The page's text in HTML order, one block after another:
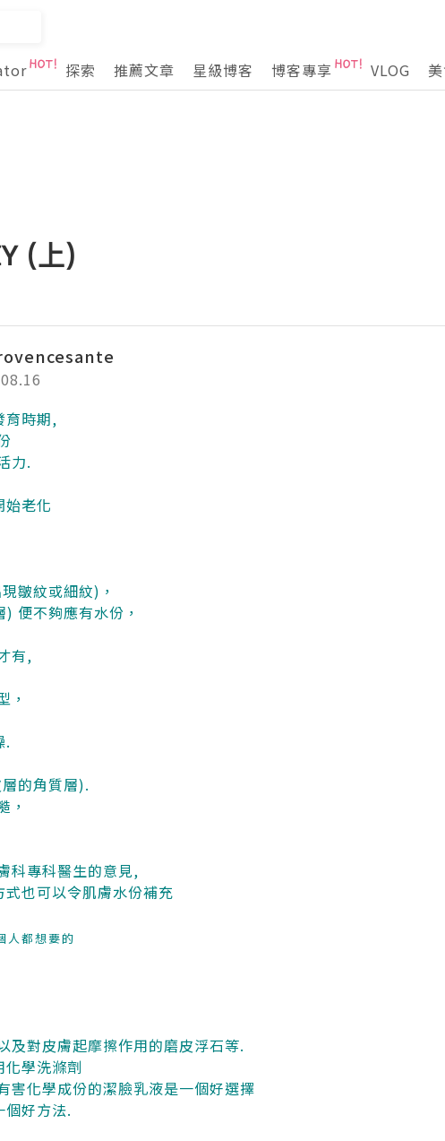
探索 推薦文章 星級博客 博客專享 VLOG
(上)
育時期,
力.
始老化
皺紋或細紋)，
便不夠應有水份，
有,
，
.
的角質層).
，
科專科醫生的意見,
也可以令肌膚水份補充
人都想要的
及對皮膚起摩擦作用的磨皮浮石等.
學洗滌劑
害化學成份的潔臉乳液是一個好選擇
個好方法.